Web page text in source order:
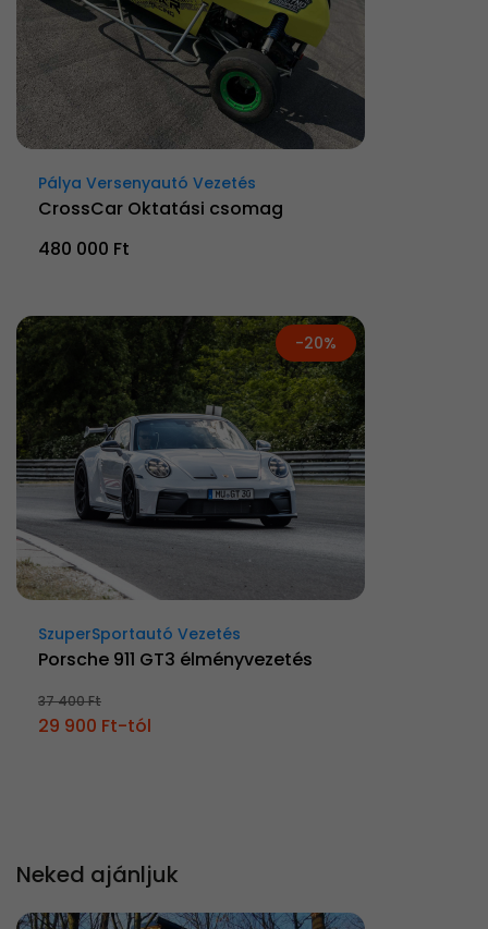
Pálya Versenyautó Vezetés
CrossCar Oktatási csomag
480 000 Ft
-20%
SzuperSportautó Vezetés
Porsche 911 GT3 élményvezetés
37 400 Ft
29 900 Ft-tól
Neked ajánljuk